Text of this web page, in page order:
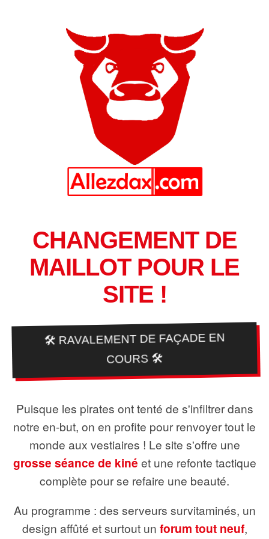
CHANGEMENT DE
MAILLOT POUR LE
SITE !
🛠️ RAVALEMENT DE FAÇADE EN
COURS 🛠️
Puisque les pirates ont tenté de s'infiltrer dans
notre en-but, on en profite pour renvoyer tout le
monde aux vestiaires ! Le site s'offre une
grosse séance de kiné et une refonte tactique
complète pour se refaire une beauté.
Au programme : des serveurs survitaminés, un
design affûté et surtout un forum tout neuf,